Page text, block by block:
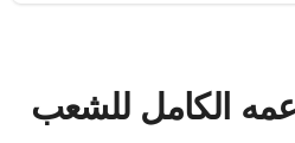
الكامل للشعب